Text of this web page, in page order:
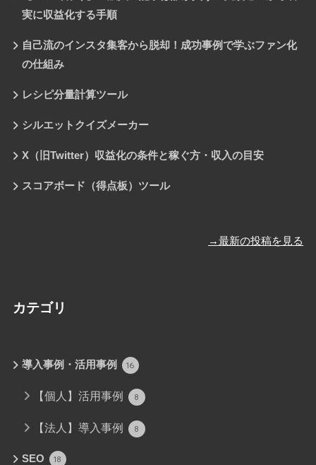
実に収益化する手順
自己流のインスタ集客から脱却！成功事例で学ぶファン化
の仕組み
レシピ分量計算ツール
シルエットクイズメーカー
X（旧Twitter）収益化の条件と稼ぐ方・収入の目安
スコアボード（得点板）ツール
→最新の投稿を見る
カテゴリ
導入事例・活用事例 16
【個人】活用事例 8
【法人】導入事例 8
SEO 18